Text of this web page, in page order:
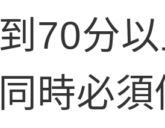
到70分
同時必